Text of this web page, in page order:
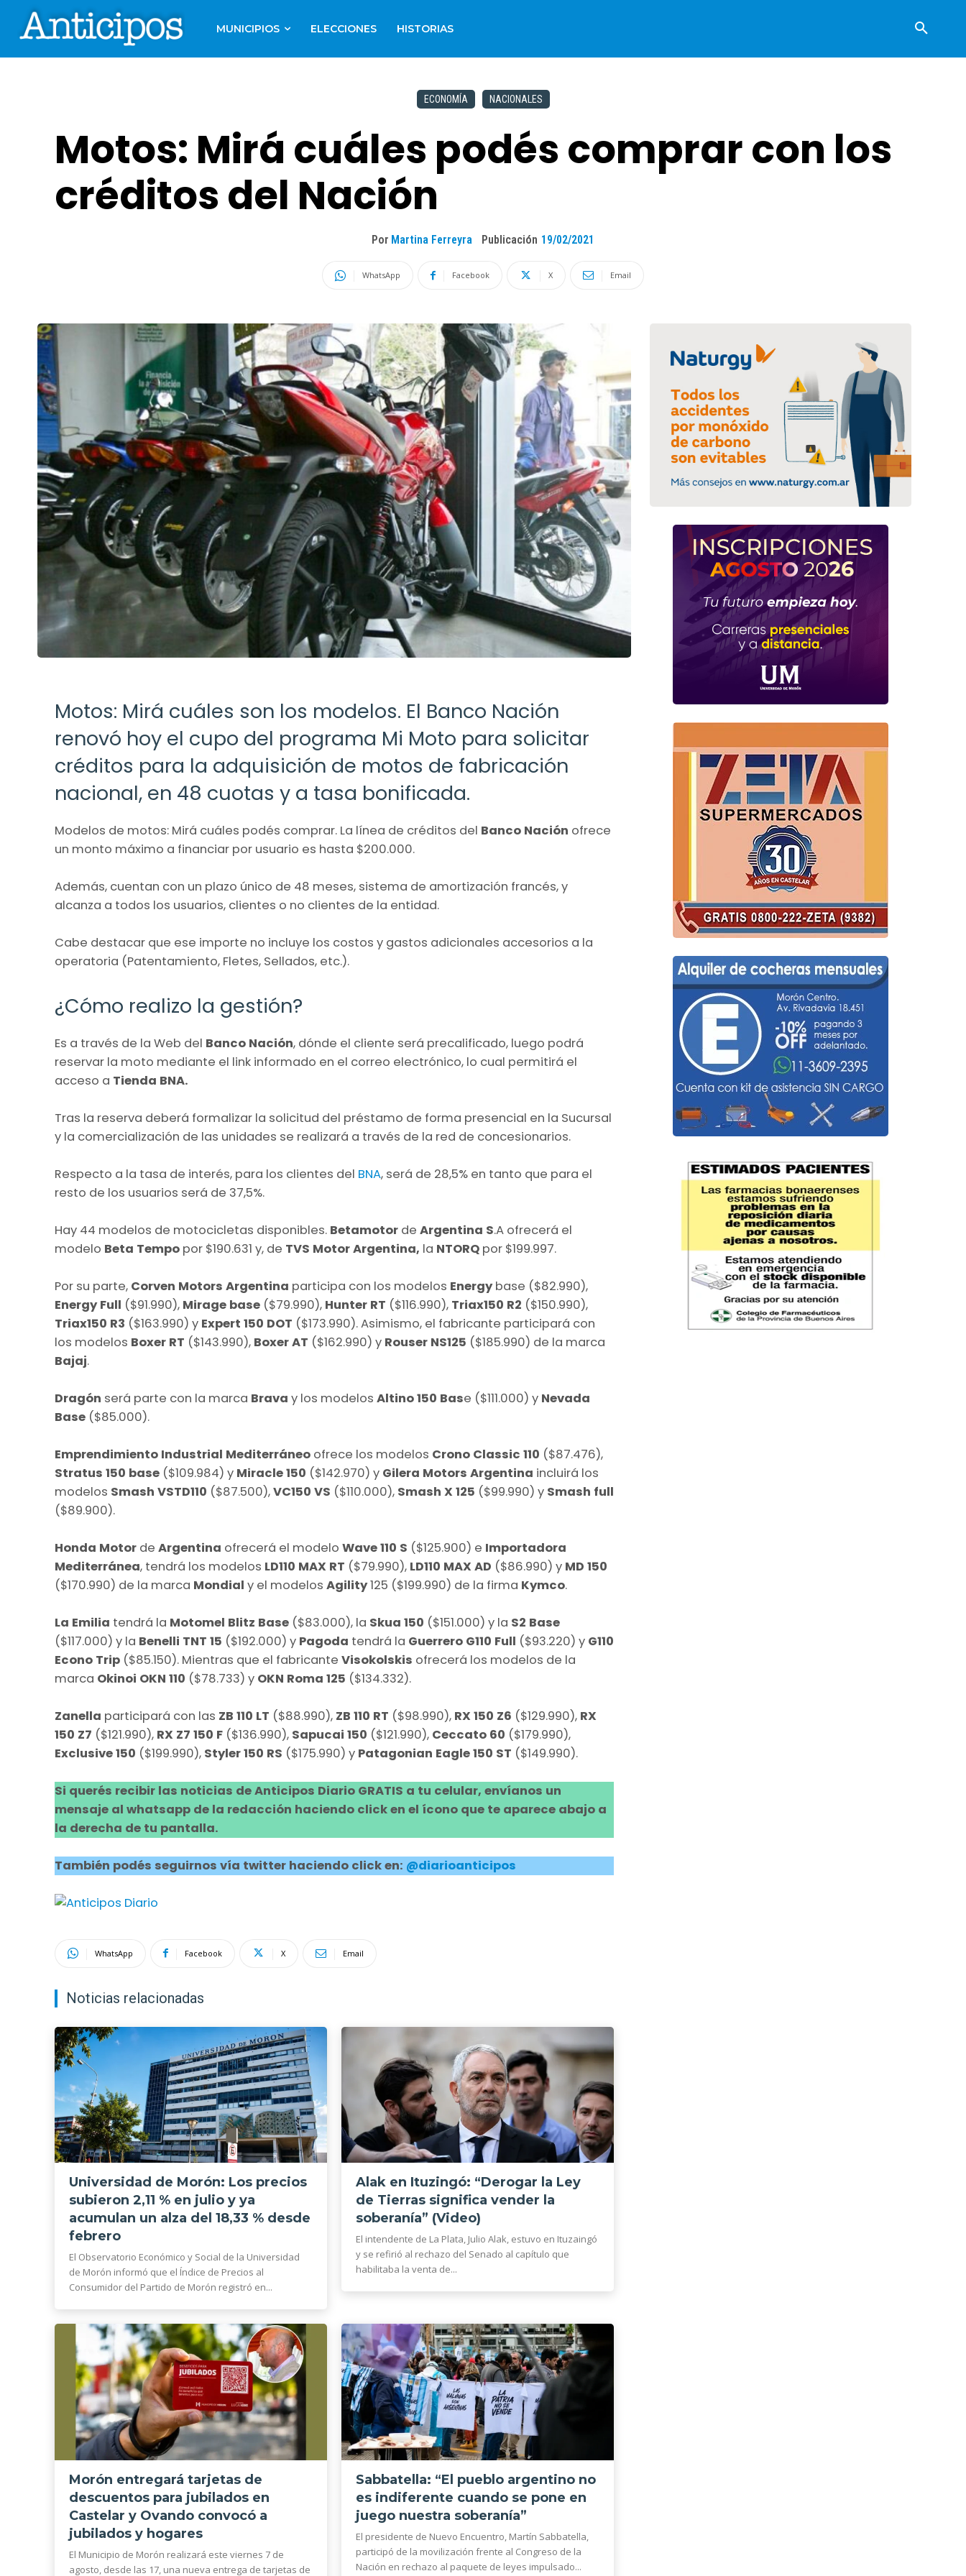
MUNICIPIOS ELECCIONES HISTORIAS
ECONOMÍA NACIONALES
Motos: Mirá cuáles podés comprar con los
créditos del Nación
Por Martina Ferreyra Publicación 19/02/2021
WhatsApp Facebook X Email
Motos: Mirá cuáles son los modelos. El Banco Nación
renovó hoy el cupo del programa Mi Moto para solicitar
créditos para la adquisición de motos de fabricación
nacional, en 48 cuotas y a tasa bonificada.
Modelos de motos: Mirá cuáles podés comprar. La línea de créditos del Banco Nación ofrece
un monto máximo a financiar por usuario es hasta $200.000.
Además, cuentan con un plazo único de 48 meses, sistema de amortización francés, y
alcanza a todos los usuarios, clientes o no clientes de la entidad.
Cabe destacar que ese importe no incluye los costos y gastos adicionales accesorios a la
operatoria (Patentamiento, Fletes, Sellados, etc.).
¿Cómo realizo la gestión?
Es a través de la Web del Banco Nación, dónde el cliente será precalificado, luego podrá
reservar la moto mediante el link informado en el correo electrónico, lo cual permitirá el
acceso a Tienda BNA.
Tras la reserva deberá formalizar la solicitud del préstamo de forma presencial en la Sucursal
y la comercialización de las unidades se realizará a través de la red de concesionarios.
Respecto a la tasa de interés, para los clientes del BNA, será de 28,5% en tanto que para el
resto de los usuarios será de 37,5%.
Hay 44 modelos de motocicletas disponibles. Betamotor de Argentina S.A ofrecerá el
modelo Beta Tempo por $190.631 y, de TVS Motor Argentina, la NTORQ por $199.997.
Por su parte, Corven Motors Argentina participa con los modelos Energybase ($82.990),
Energy Full ($91.990), Mirage base ($79.990), Hunter RT ($116.990), Triax150 R2 ($150.990),
Triax150 R3 ($163.990) y Expert 150 DOT ($173.990). Asimismo, el fabricante participará con
los modelos Boxer RT ($143.990), Boxer AT ($162.990) y Rouser NS125 ($185.990) de la marca
Bajaj.
Dragón será parte con la marca Brava y los modelos Altino 150 Base ($111.000) y Nevada
Base ($85.000).
Emprendimiento Industrial Mediterráneo ofrece los modelos Crono Classic 110 ($87.476),
Stratus 150 base ($109.984) y Miracle 150 ($142.970) y Gilera Motors Argentina incluirá los
modelos Smash VSTD110 ($87.500),VC150 VS ($110.000), Smash X 125 ($99.990) y Smash full
($89.900).
Honda Motor de Argentina ofrecerá el modelo Wave 110 S ($125.900) e Importadora
Mediterránea, tendrá los modelos LD110 MAX RT ($79.990), LD110 MAX AD ($86.990) y MD 150
($170.990) de la marca Mondial y el modelos Agility125 ($199.990) de la firma Kymco.
La Emilia tendrá la Motomel Blitz Base ($83.000), la Skua 150 ($151.000) y la S2 Base
($117.000) y la Benelli TNT 15 ($192.000) y Pagoda tendrá la Guerrero G110 Full ($93.220) y G110
Econo Trip ($85.150). Mientras que el fabricante Visokolskis ofrecerá los modelos de la
marca Okinoi OKN 110 ($78.733) y OKN Roma 125 ($134.332).
Zanella participará con las ZB 110 LT ($88.990), ZB 110 RT ($98.990), RX 150 Z6 ($129.990), RX
150 Z7 ($121.990), RX Z7 150 F ($136.990), Sapucai 150 ($121.990), Ceccato 60 ($179.990),
Exclusive 150 ($199.990), Styler 150 RS ($175.990) y Patagonian Eagle 150 ST ($149.990).
Si querés recibir las noticias de Anticipos Diario GRATIS a tu celular, envíanos un
mensaje al whatsapp de la redacción haciendo click en el ícono que te aparece abajo a
la derecha de tu pantalla.
También podés seguirnos vía twitter haciendo click en: @diarioanticipos
WhatsApp Facebook X Email
Noticias relacionadas
Universidad de Morón: Los precios
subieron 2,11 % en julio y ya
acumulan un alza del 18,33 % desde
febrero
El Observatorio Económico y Social de la Universidad
de Morón informó que el Índice de Precios al
Consumidor del Partido de Morón registró en...
Alak en Ituzingó: “Derogar la Ley
de Tierras significa vender la
soberanía” (Video)
El intendente de La Plata, Julio Alak, estuvo en Ituzaingó
y se refirió al rechazo del Senado al capítulo que
habilitaba la venta de...
Morón entregará tarjetas de
descuentos para jubilados en
Castelar y Ovando convocó a
jubilados y hogares
El Municipio de Morón realizará este viernes 7 de
agosto, desde las 17, una nueva entrega de tarjetas de
Sabbatella: “El pueblo argentino no
es indiferente cuando se pone en
juego nuestra soberanía”
El presidente de Nuevo Encuentro, Martín Sabbatella,
participó de la movilización frente al Congreso de la
Nación en rechazo al paquete de leyes impulsado...